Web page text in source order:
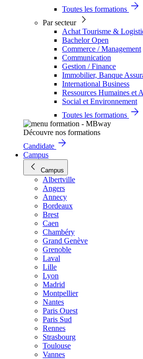
Toutes les formations
Par secteur
Achat Tourisme &
Bachelor Open
Commerce / Management
Communication
Gestion / Finance
Immobilier, Banque
International Business
Ressources Humaines et
Social et Environnement
Toutes les formations
Découvre nos formations
Candidate
Campus
Campus
Albertville
Angers
Annecy
Bordeaux
Brest
Caen
Chambéry
Grand Genève
Grenoble
Laval
Lille
Lyon
Madrid
Montpellier
Nantes
Paris Ouest
Paris Sud
Rennes
Strasbourg
Toulouse
Vannes